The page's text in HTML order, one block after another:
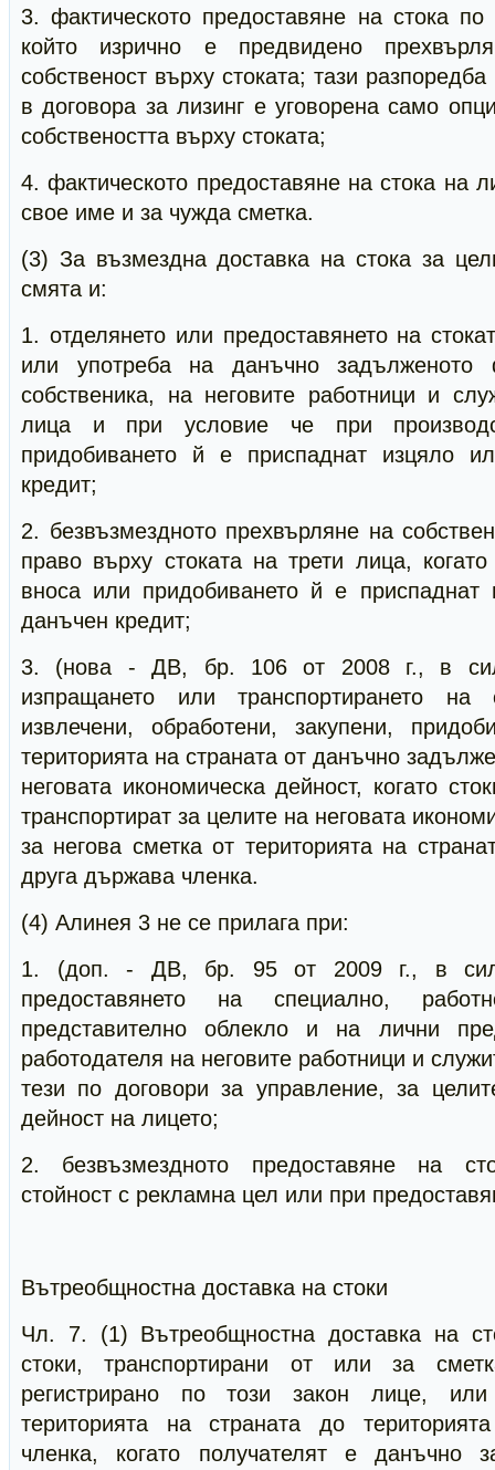
3. фактическото предоставяне на стока по
който изрично е предвидено
собственост върху стоката; тази
в договора за лизинг е уговорена само
собствеността върху стоката;
4. фактическото предоставяне на стока на
свое име и за чужда сметка.
(3) За възмездна доставка на стока за
смята и:
1. отделянето или предоставянето на
или употреба на данъчно задълженото
собственика, на неговите работници и
лица и при условие че при
придобиването й е приспаднат изцяло
кредит;
2. безвъзмездното прехвърляне на
право върху стоката на трети лица,
вноса или придобиването й е приспаднат
данъчен кредит;
3. (нова - ДВ, бр. 106 от 2008 г., в
изпращането или транспортирането на
извлечени, обработени, закупени,
територията на страната от данъчно
неговата икономическа дейност, когато
транспортират за целите на неговата
за негова сметка от територията на
друга държава членка.
(4) Алинея 3 не се прилага при:
1. (доп. - ДВ, бр. 95 от 2009 г., в
предоставянето на специално,
представително облекло и на лични
работодателя на неговите работници и
тези по договори за управление, за
дейност на лицето;
2. безвъзмездното предоставяне на
стойност с рекламна цел или при
Вътреобщностна доставка на стоки
Чл. 7. (1) Вътреобщностна доставка на
стоки, транспортирани от или за
регистрирано по този закон лице,
територията на страната до
членка, когато получателят е данъчно